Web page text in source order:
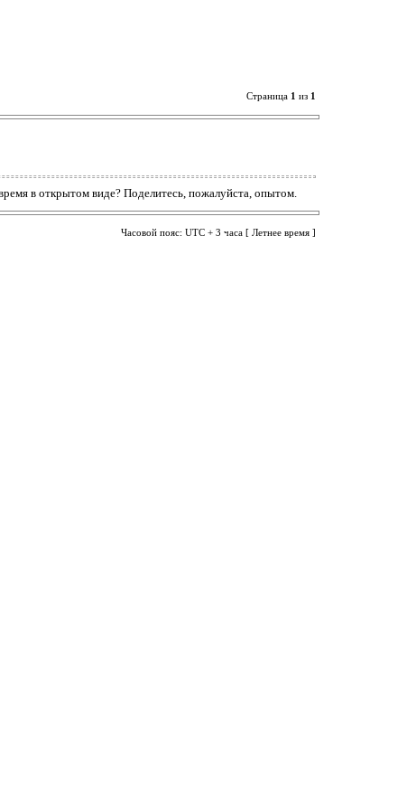
Страница 1 из 1
в открытом виде? Поделитесь, пожалуйста, опытом.
Часовой пояс: UTC + 3 часа [ Летнее время ]